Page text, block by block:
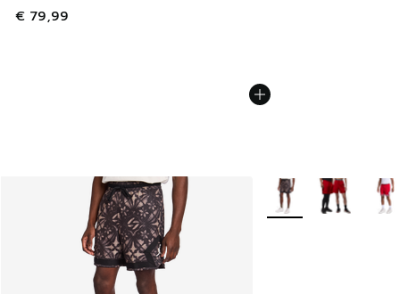
€ 79,99
Meer kleuren